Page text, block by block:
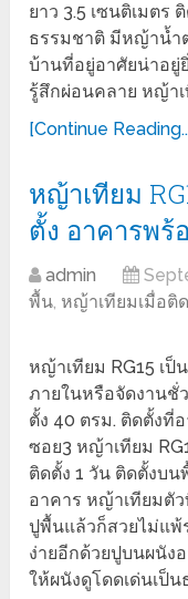
ยาว 3.5 เซนติเมตร
ธรรมชาติ มีหญ้าน้ำ
บ้านที่อยู่อาศัยน่าอยู่
รู้สึกผ่อนคลาย หญ้าเ
[Continue
หญ้าเทียม
ตั้ง อาคารพ
admin
พื้น, หญ้าเทียมเมื่อติ
หญ้าเทียม RG15 เ
ภายในหรือจัดงานชั่
ตั้ง 40 ตรม. ติดตั้งที่
ซอย3 หญ้าเทียม
ติดตั้ง 1 วัน ติดตั้งบ
อาคาร หญ้าเทียมตั
ปูพื้นแล้วก็สวยไม่แพ้
ง่ายอีกด้วยปูบนผนัง
ให้ผนังดูโดดเด่นเป็